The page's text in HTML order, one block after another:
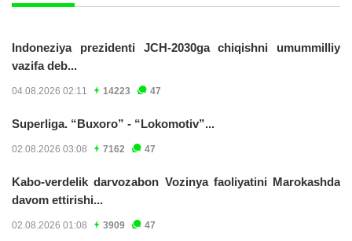
Indoneziya prezidenti JCH-2030ga chiqishni umummilliy
vazifa deb...
04.08.2026 02:11 14223 47
Superliga. “Buxoro” - “Lokomotiv”...
02.08.2026 03:08 7162 47
Kabo-verdelik darvozabon Vozinya faoliyatini Marokashda
davom ettirishi...
02.08.2026 01:08 3909 47